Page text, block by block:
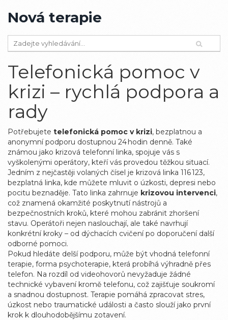
Nová terapie
Telefonická pomoc v
krizi – rychlá podpora a
rady
Potřebujete telefonická pomoc v krizi, bezplatnou a
anonymní podporu dostupnou 24 hodin denně. Také
známou jako krizová telefonní linka, spojuje vás s
vyškolenými operátory, kteří vás provedou těžkou situací.
Jedním z nejčastěji volaných čísel je krizová linka 116 123,
bezplatná linka, kde můžete mluvit o úzkosti, depresi nebo
pocitu beznaděje. Tato linka zahrnuje krizovou intervenci,
což znamená okamžité poskytnutí nástrojů a
bezpečnostních kroků, které mohou zabránit zhoršení
stavu. Operátoři nejen naslouchají, ale také navrhují
konkrétní kroky – od dýchacích cvičení po doporučení další
odborné pomoci.
Pokud hledáte delší podporu, může být vhodná telefonní
terapie, forma psychoterapie, která probíhá výhradně přes
telefon. Na rozdíl od videohovorů nevyžaduje žádné
technické vybavení kromě telefonu, což zajišťuje soukromí
a snadnou dostupnost. Terapie pomáhá zpracovat stres,
úzkost nebo traumatické události a často slouží jako první
krok k dlouhodobějšímu zotavení.